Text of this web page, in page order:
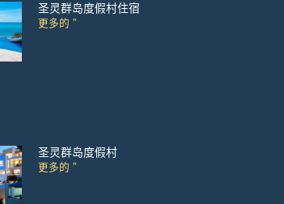
圣灵群岛度假村住宿
更多的 ”
圣灵群岛度假村
更多的 ”